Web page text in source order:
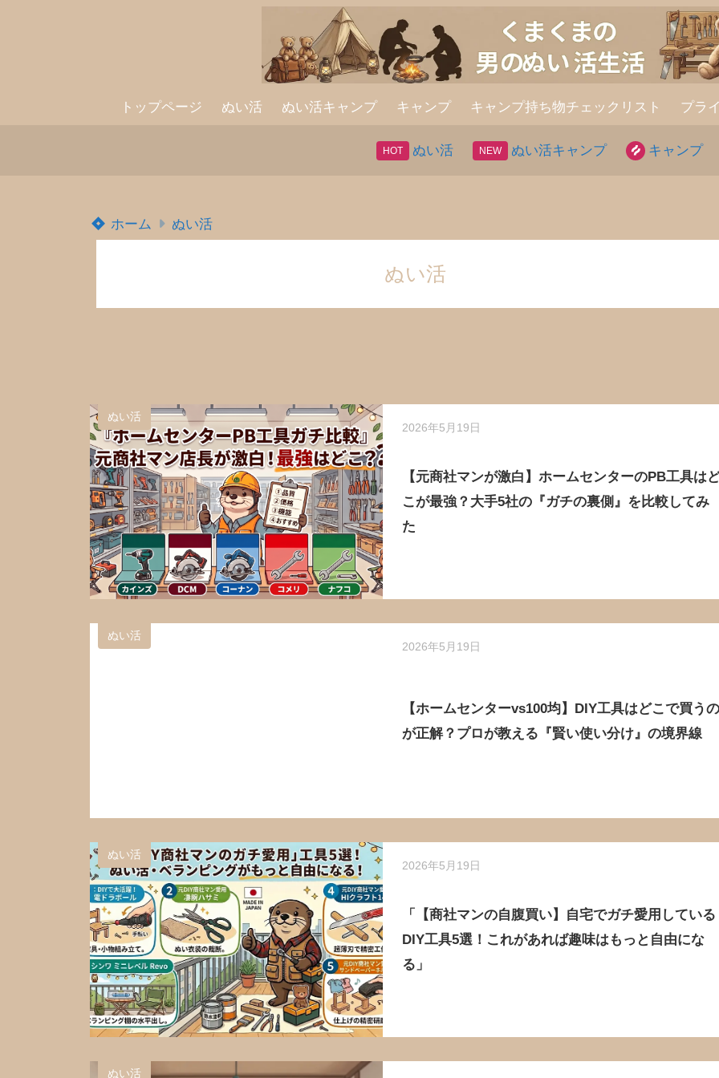
トップページ ぬい活 ぬい活キャンプ キャンプ キャンプ持ち物チェックリスト プラ
ぬい活 ぬい活キャンプ キャンプ
ホーム ぬい活
ぬい活
ぬい活
2026年5月19日
【元商社マンが激白】ホームセンターのPB工具は
こが最強？大手5社の『ガチの裏側』を比較してみ
た
ぬい活
2026年5月19日
【ホームセンターvs100均】DIY工具はどこで買うの
が正解？プロが教える『賢い使い分け』の境界線
ぬい活
2026年5月19日
「【商社マンの自腹買い】自宅でガチ愛用している
DIY工具5選！これがあれば趣味はもっと自由にな
る」
ぬい活